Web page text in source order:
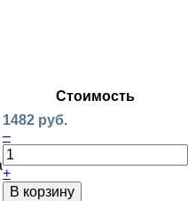
Стоимость
1482 руб.
–
+
В корзину